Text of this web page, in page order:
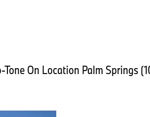
On Location Palm Springs